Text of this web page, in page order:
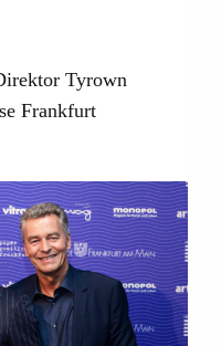
Tyrown
Frankfurt